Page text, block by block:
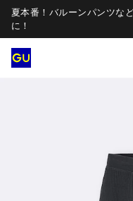
夏本番！バルーンパンツな
に！